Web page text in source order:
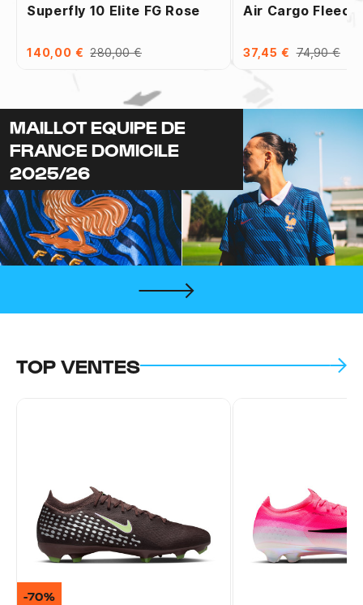
Superfly 10 Elite FG Rose
140,00 € 280,00 €
Air Cargo Fleece
37,45 € 74,90 €
MAILLOT EQUIPE DE
FRANCE DOMICILE
2025/26
TOP VENTES
-70%